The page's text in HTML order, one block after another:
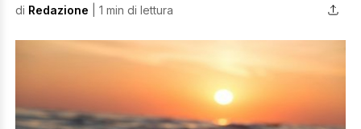
di Redazione | 1 min di lettura